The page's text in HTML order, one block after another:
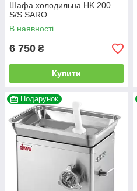
Шафа холодильна HK 200
S/S SARO
В наявності
6 750 ₴
Купити
Подарунок